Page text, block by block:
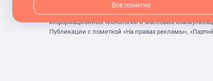
Сетевое издание balakovo.online зарегистрировано в
информационных технологий и массовых
Публикации с пометкой «На правах рекламы»,
Все понятно